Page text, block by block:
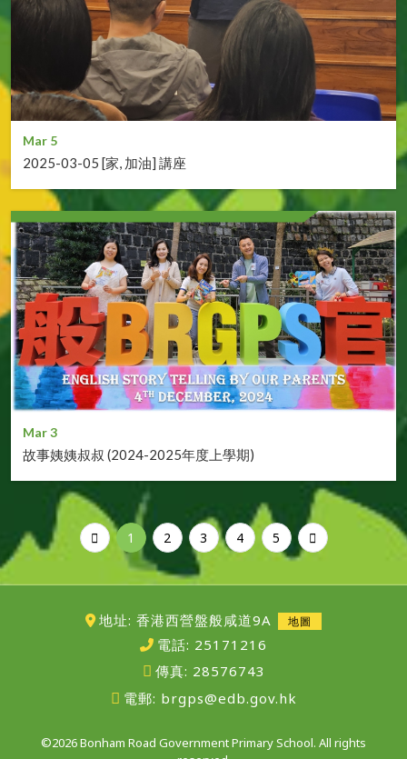
Mar 5
2025-03-05 [家, 加油] 講座
Mar 3
故事姨姨叔叔 (2024-2025年度上學期)
1 2 3 4 5
地址: 香港西營盤般咸道9A 地圖
電話: 25171216
傳真: 28576743
電郵: brgps@edb.gov.hk
©2026 Bonham Road Government Primary School. All rights